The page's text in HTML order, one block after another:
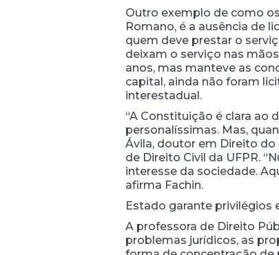
Outro exemplo de como
Romano, é a ausência de
quem deve prestar o
deixam o serviço nas
anos, mas manteve as
capital, ainda não foram
interestadual.
“A Constituição é clara ao
personalíssimas. Mas,
Ávila, doutor em Direito do
de Direito Civil da UFPR.
interesse da sociedade.
afirma Fachin.
Estado garante privilégios
A professora de Direito
problemas jurídicos, as